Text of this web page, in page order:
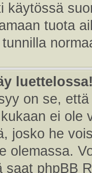
käytössä
tuota
on se,
ei ole
josko he
olemassa.
saat phpBB